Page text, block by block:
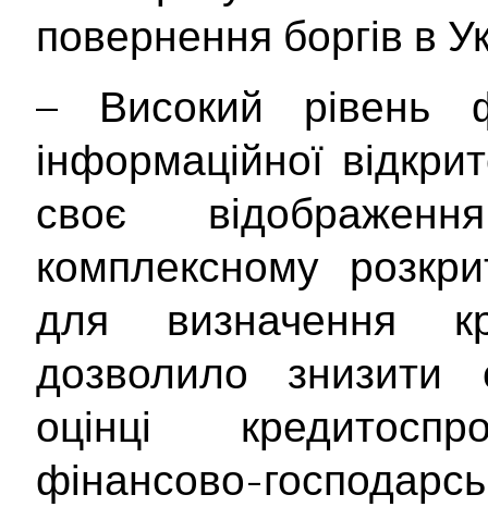
повернення боргів в
– Високий рівень
інформаційної
своє
комплексному
для визначення
дозволило знизити
оцінці
фінансово-